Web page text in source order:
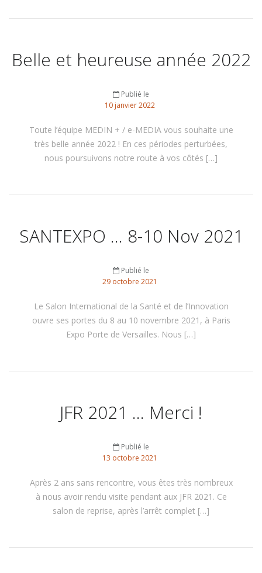
Belle et heureuse année 2022
Publié le
10 janvier2022
Toute l’équipe MEDIN + / e-MEDIA vous souhaite une
très belle année 2022 ! En ces périodes perturbées,
nous poursuivons notre route à vos côtés […]
SANTEXPO … 8-10 Nov 2021
Publié le
29 octobre 2021
Le Salon International de la Santé et de l’Innovation
ouvre ses portes du 8 au 10 novembre 2021, à Paris
Expo Porte de Versailles. Nous […]
JFR 2021 … Merci !
Publié le
13 octobre 2021
Après 2 ans sans rencontre, vous êtes très nombreux
à nous avoir rendu visite pendant aux JFR 2021. Ce
salon de reprise, après l’arrêt complet […]